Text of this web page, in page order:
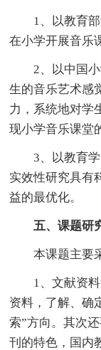
1、以教育
在小学开展音乐
2、以中国
生的音乐艺术感
力，系统地对学
现小学音乐课堂
3、以教育
实效性研究具有
益的最优化。
五、课题研
本课题主要
1、文献资
资料，了解、确
索”方向。其次
刊的特色，国内